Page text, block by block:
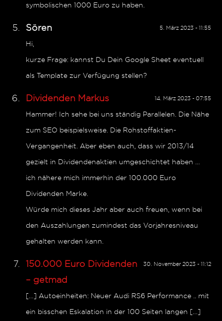
symbolischen 1000 Euro zu haben.
5. März 2023 - 11:55
Sören
Hi,
kurze Frage: kannst Du Dein Google Sheet eventuell
als Template zur Verfügung stellen?
14. März 2023 - 07:55
Dividenden Markus
Hammer! Ich sehe bei uns ständig Parallelen. Die Nähe
zum SEO beispielsweise. Die Rohstoffaktien-
Vergangenheit. Aber eben auch, dass wir 2013/14
gezielt in Dividendenaktien umgeschichtet haben …
ich nähere mich immerhin der 100.000 Euro
Dividenden Marke.
Würde mich dieses Jahr aber auch freuen, wenn bei
den Auszahlungen zumindest das Vorjahresniveau
gehalten werden kann.
30. November 2023 - 11:12
150.000 Euro Dividenden
– getmad
[…] Autoeinheiten: Neuer Audi RS6 Performance .. mit
ein bisschen Eskalation in der 100 Seiten langen […]